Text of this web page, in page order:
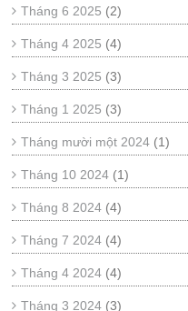
Tháng 6 2025 (2)
Tháng 4 2025 (4)
Tháng 3 2025 (3)
Tháng 1 2025 (3)
Tháng mười một 2024 (1)
Tháng 10 2024 (1)
Tháng 8 2024 (4)
Tháng 7 2024 (4)
Tháng 4 2024 (4)
Tháng 3 2024 (3)